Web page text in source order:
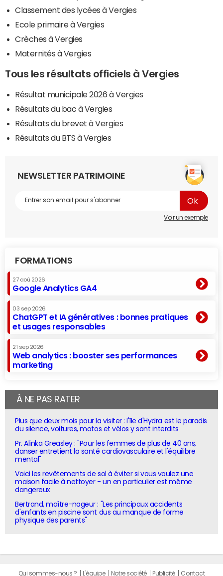
Classement des lycées à Vergies
Ecole primaire à Vergies
Crèches à Vergies
Maternités à Vergies
Tous les résultats officiels à Vergies
Résultat municipale 2026 à Vergies
Résultats du bac à Vergies
Résultats du brevet à Vergies
Résultats du BTS à Vergies
NEWSLETTER PATRIMOINE
Voir un exemple
FORMATIONS
27 aoû 2026
Google Analytics GA4
03 sep 2026
ChatGPT et IA génératives : bonnes pratiques
et usages responsables
21 sep 2026
Web analytics : booster ses performances
marketing
À NE PAS RATER
Plus que deux mois pour la visiter : l'île d'Hydra est le paradis
du silence, voitures, motos et vélos y sont interdits
Pr. Alinka Greasley : "Pour les femmes de plus de 40 ans,
danser entretient la santé cardiovasculaire et l'équilibre
mental"
Voici les revêtements de sol à éviter si vous voulez une
maison facile à nettoyer - un en particulier est même
dangereux
Bertrand, maître-nageur : "Les principaux accidents
d'enfants en piscine sont dus au manque de forme
physique des parents"
Qui sommes-nous ? L'équipe Notre société Publicité Contact